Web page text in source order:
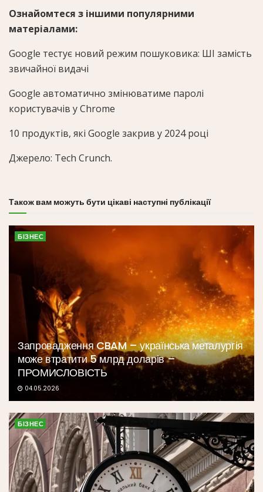
Ознайомтеся з іншими популярними
матеріалами:
Google тестує новий режим пошуковика: ШІ замість
звичайної видачі
Google автоматично змінюватиме паролі
користувачів у Chrome
10 продуктів, які Google закрив у 2024 році
Джерело: Tech Crunch.
Також вам можуть бути цікаві наступні публікації
БІЗНЕС
Запровадження CBAM – українська металургія
може втратити 5 млрд доларів –
ПРОМИСЛОВІСТЬ
04.05.2026
БІЗНЕС